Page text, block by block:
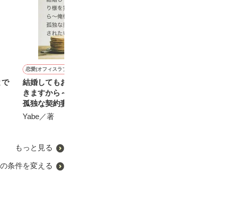
で
恋愛(オフィスラブ)
結婚してもおひとり様を貫
きますから～俺様御曹司は
孤独な契約妻に愛されたい
～
Yabe／著
もっと見る
条件を変える